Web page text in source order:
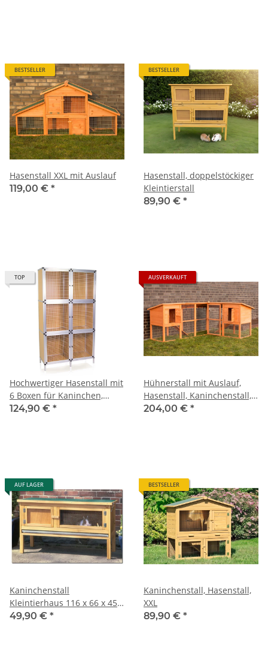
BESTSELLER
Hasenstall XXL mit Auslauf
119,00 € *
BESTSELLER
Hasenstall, doppelstöckiger
Kleintierstall
89,90 € *
TOP
Hochwertiger Hasenstall mit
6 Boxen für Kaninchen,
Tauben und andere
124,90 € *
AUSVERKAUFT
Hühnerstall mit Auslauf,
Hasenstall, Kaninchenstall,
Kleintierstall
204,00 € *
AUF LAGER
Kaninchenstall
Kleintierhaus 116 x 66 x 45
cm
49,90 € *
BESTSELLER
Kaninchenstall, Hasenstall,
XXL
89,90 € *